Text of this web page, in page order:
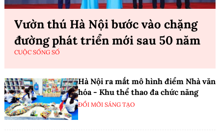
Vườn thú Hà Nội bước vào chặng
đường phát triển mới sau 50 năm
CUỘC SỐNG SỐ
Hà Nội ra mắt mô hình điểm Nhà văn
hóa - Khu thể thao đa chức năng
ĐỔI MỚI SÁNG TẠO